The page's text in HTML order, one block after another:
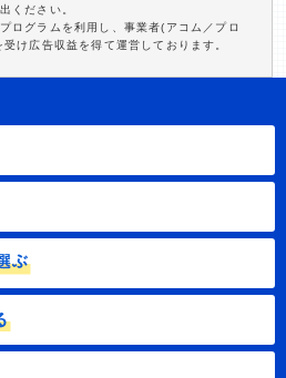
ください。
ログラムを利用し、事業者(アコム／プロ
け広告収益を得て運営しております。